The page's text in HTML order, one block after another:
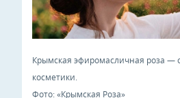
Крымская эфиромасличная роза —
косметики.
Фото: «Крымская Роза»